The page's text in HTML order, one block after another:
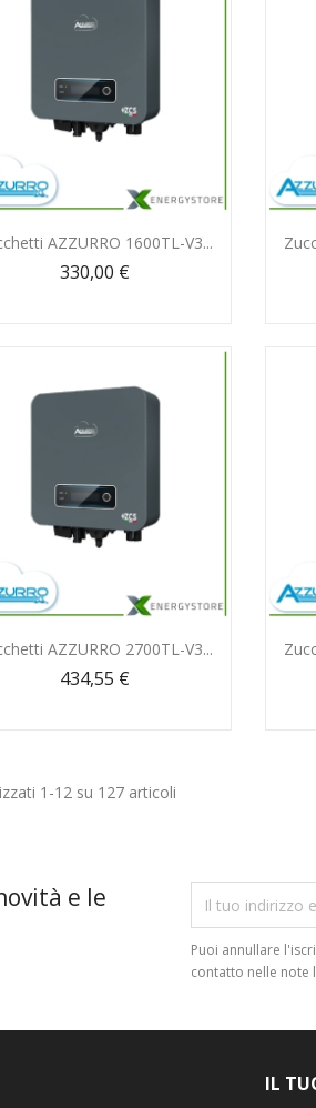
Anteprima
AZZURRO 1600TL-V3...
330,00 €
Anteprima
AZZURRO 2700TL-V3...
434,55 €
1-12 su 127 articoli
e le
Puoi annullare
contatto nelle note
IL